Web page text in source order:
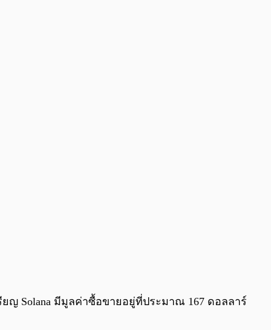
0:00/
ยญ Solana มีมูลค่าซื้อขายอยู่ที่ประมาณ 167 ดอลลาร์